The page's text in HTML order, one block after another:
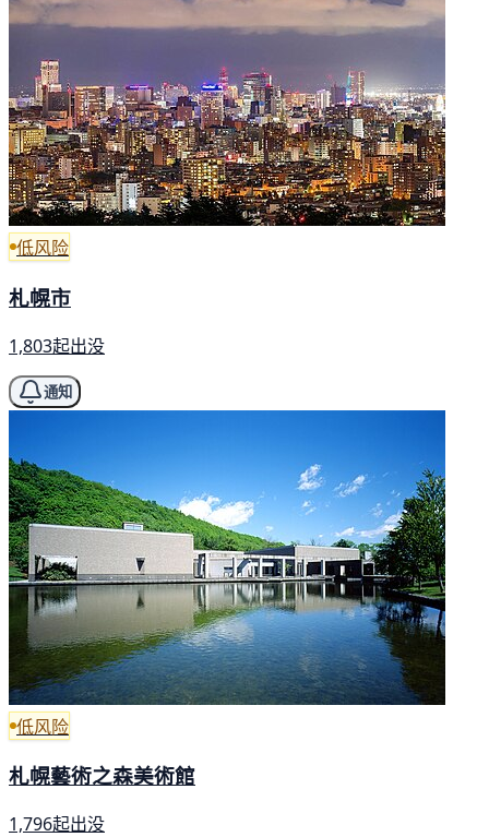
低风险
札幌市
1,803起出没
通知
低风险
札幌藝術之森美術館
1,796起出没